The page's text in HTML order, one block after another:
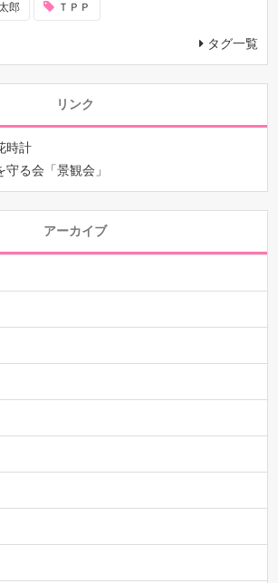
郎 ＴＰＰ
タグ一覧
リンク
時計
る会「景観会」
アーカイブ